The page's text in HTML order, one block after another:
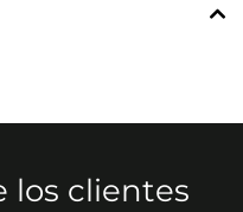
los clientes